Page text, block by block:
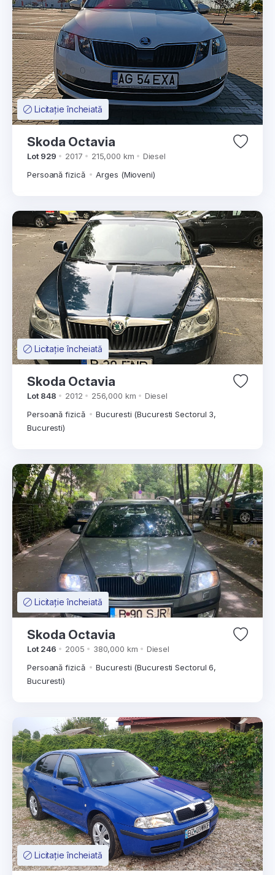
Licitație încheiată
Skoda Octavia
Lot 929 2017 215,000 km
Diesel
Persoană fizică
Arges (Mioveni)
Licitație încheiată
Skoda Octavia
Lot 848 2012 256,000 km
Diesel
Persoană fizică
Bucuresti (Bucuresti Sectorul 3,
Bucuresti)
Licitație încheiată
Skoda Octavia
Lot 246 2005 380,000 km
Diesel
Persoană fizică
Bucuresti (Bucuresti Sectorul 6,
Bucuresti)
Licitație încheiată